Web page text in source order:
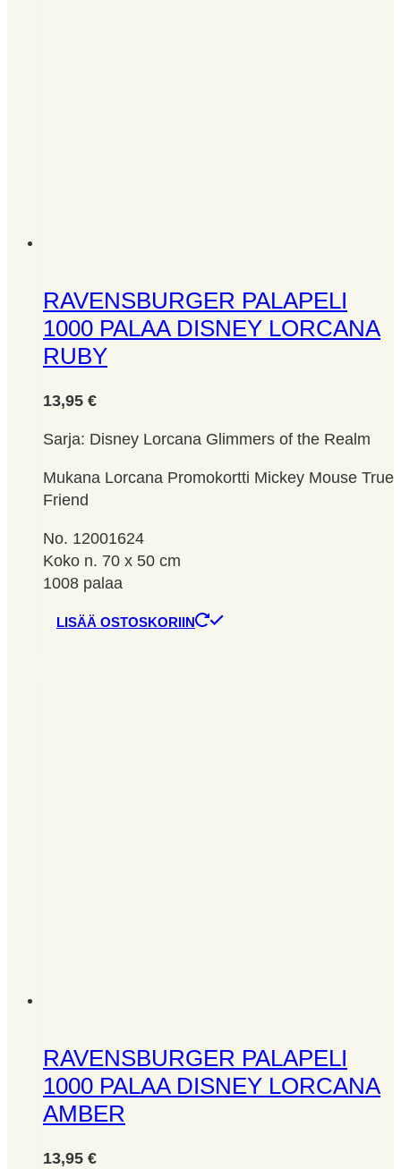
RAVENSBURGER PALAPELI
1000 PALAA DISNEY LORCANA
RUBY
13,95 €
Sarja: Disney Lorcana Glimmers of the Realm
Mukana Lorcana Promokortti Mickey Mouse True
Friend
No. 12001624
Koko n. 70 x 50 cm
1008 palaa
LISÄÄ OSTOSKORIIN
RAVENSBURGER PALAPELI
1000 PALAA DISNEY LORCANA
AMBER
13,95 €